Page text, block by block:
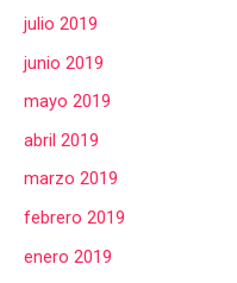
julio 2019
junio 2019
mayo 2019
abril 2019
marzo 2019
febrero 2019
enero 2019